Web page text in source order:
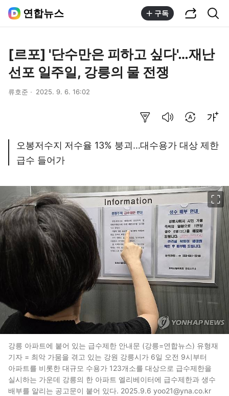
연합뉴스 구독
[르포] '단수만은 피하고 싶다'…재난
선포 일주일, 강릉의 물 전쟁
류호준 2025. 9. 6. 16:02
오봉저수지 저수율 13% 붕괴…대수용가 대상 제한
급수 들어가
강릉 아파트에 붙어 있는 급수제한 안내문 (강릉=연합뉴스) 유형재
기자 = 최악 가뭄을 겪고 있는 강원 강릉시가 6일 오전 9시부터
아파트를 비롯한 대규모 수용가 123개소를 대상으로 급수제한을
실시하는 가운데 강릉의 한 아파트 엘리베이터에 급수제한과 생수
배부를 알리는 공고문이 붙어 있다. 2025.9.6 yoo21@yna.co.kr